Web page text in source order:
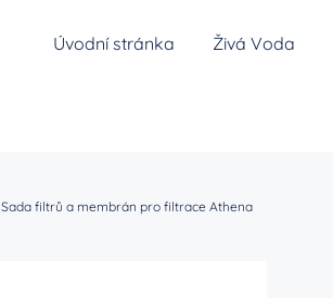
Úvodní stránka Živá Voda
Generátory vodíkové vody
Sada filtrů a membrán pro filtrace Athena